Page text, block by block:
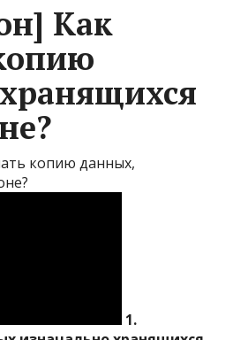
Как
копию данных,
1.